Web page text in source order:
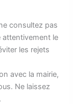
consultez pas
attentivement le
les rejets
avec la mairie,
Ne laissez